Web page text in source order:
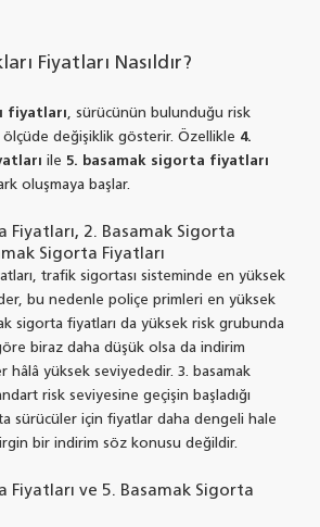
Fiyatları Nasıldır?
fiyatları, sürücünün bulunduğu risk
değişiklik gösterir. Özellikle 4.
ile 5. basamak sigorta fiyatları
oluşmaya başlar.
Fiyatları, 2. Basamak Sigorta
Sigorta Fiyatları
trafik sigortası sisteminde en yüksek
bu nedenle poliçe primleri en yüksek
sigorta fiyatları da yüksek risk grubunda
biraz daha düşük olsa da indirim
hâlâ yüksek seviyededir. 3. basamak
risk seviyesine geçişin başladığı
sürücüler için fiyatlar daha dengeli hale
bir indirim söz konusu değildir.
Fiyatları ve 5. Basamak Sigorta